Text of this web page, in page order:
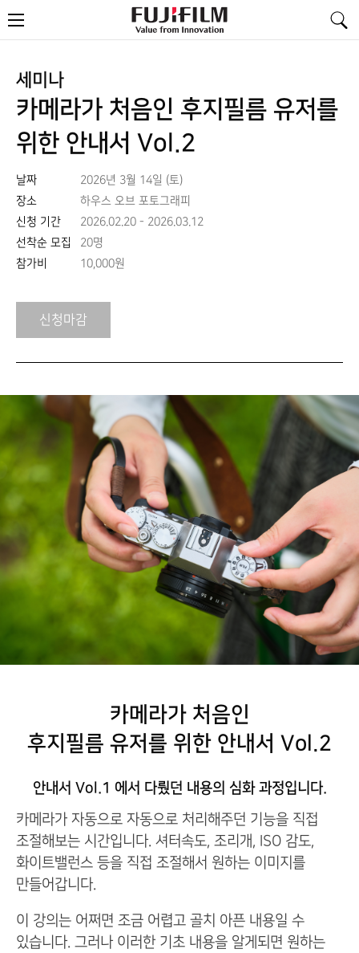
메
뉴
세미나
카메라가 처음인 후지필름 유저를
위한 안내서 Vol.2
날짜
2026년 3월 14일 (토)
장소
하우스 오브 포토그래피
신청 기간
2026.02.20 - 2026.03.12
선착순 모집
20명
참가비
10,000원
신청마감
카메라가 처음인
후지필름 유저를 위한 안내서 Vol.2
안내서 Vol.1 에서 다뤘던 내용의 심화 과정입니다.
카메라가 자동으로 자동으로 처리해주던 기능을 직접
조절해보는 시간입니다. 셔터속도, 조리개, ISO 감도,
화이트밸런스 등을 직접 조절해서 원하는 이미지를
만들어갑니다.
이 강의는 어쩌면 조금 어렵고 골치 아픈 내용일 수
있습니다. 그러나 이러한 기초 내용을 알게되면 원하는